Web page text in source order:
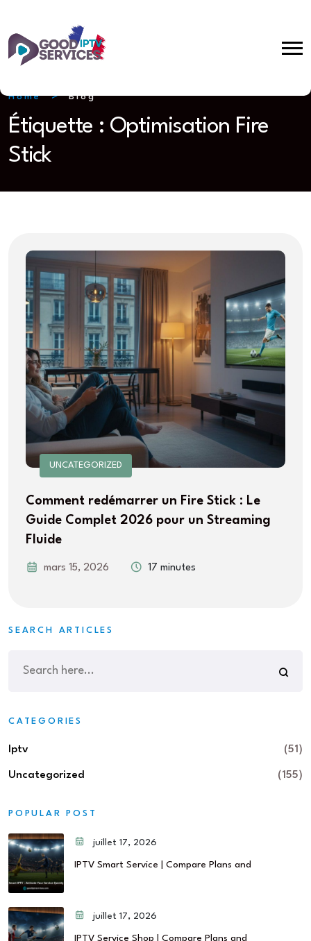
Home Blog
Étiquette : Optimisation Fire
Stick
UNCATEGORIZED
Comment redémarrer un Fire Stick : Le
Guide Complet 2026 pour un Streaming
Fluide
mars 15, 2026 17 minutes
SEARCH ARTICLES
CATEGORIES
Iptv (51)
Uncategorized (155)
POPULAR POST
juillet 17, 2026
IPTV Smart Service | Compare Plans and
juillet 17, 2026
IPTV Service Shop | Compare Plans and